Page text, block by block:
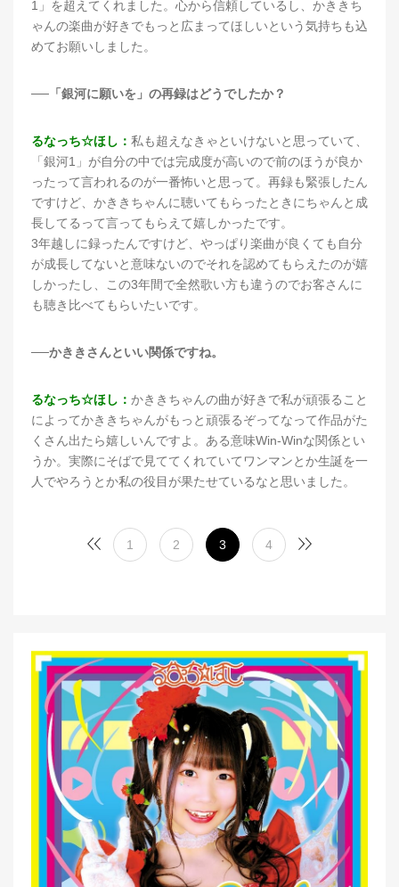
1」を超えてくれました。心から信頼しているし、かききち
ゃんの楽曲が好きでもっと広まってほしいという気持ちも込
めてお願いしました。
──「銀河に願いを」の再録はどうでしたか？
るなっち☆ほし： 私も超えなきゃといけないと思っていて、
「銀河1」が自分の中では完成度が高いので前のほうが良か
ったって言われるのが一番怖いと思って。再録も緊張したん
ですけど、かききちゃんに聴いてもらったときにちゃんと成
長してるって言ってもらえて嬉しかったです。
3年越しに録ったんですけど、やっぱり楽曲が良くても自分
が成長してないと意味ないのでそれを認めてもらえたのが嬉
しかったし、この3年間で全然歌い方も違うのでお客さんに
も聴き比べてもらいたいです。
──かききさんといい関係ですね。
るなっち☆ほし： かききちゃんの曲が好きで私が頑張ること
によってかききちゃんがもっと頑張るぞってなって作品がた
くさん出たら嬉しいんですよ。ある意味Win-Winな関係とい
うか。実際にそばで見ててくれていてワンマンとか生誕を一
人でやろうとか私の役目が果たせているなと思いました。
1 2 3 4